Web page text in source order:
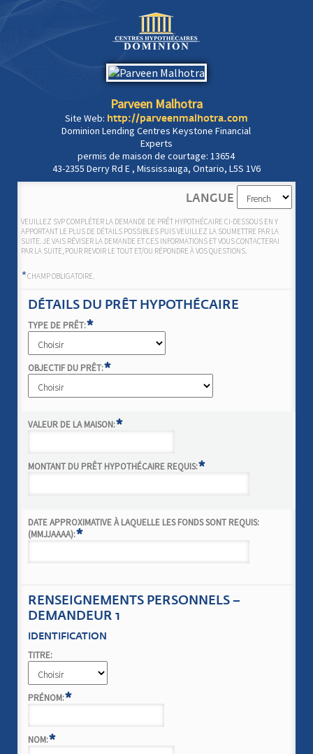
Parveen Malhotra
Site Web: http://parveenmalhotra.com
Dominion Lending Centres Keystone Financial
Experts
permis de maison de courtage: 13654
43-2355 Derry Rd E , Mississauga, Ontario, L5S 1V6
LANGUE
VEUILLEZ SVP COMPLÉTER LA DEMANDE DE PRÊT HYPOTHÉCAIRE CI-DESSOUS EN Y
APPORTANT LE PLUS DE DÉTAILS POSSIBLES PUIS VEUILLEZ LA SOUMETTRE PAR LA
SUITE. JE VAIS RÉVISER LA DEMANDE ET CES INFORMATIONS ET VOUS CONTACTERAI
PAR LA SUITE, POUR REVOIR LE TOUT ET/OU RÉPONDRE À VOS QUESTIONS.
*CHAMP OBLIGATOIRE.
DÉTAILS DU PRÊT HYPOTHÉCAIRE
TYPE DE PRÊT:*
OBJECTIF DU PRÊT:*
VALEUR DE LA MAISON:*
MONTANT DU PRÊT HYPOTHÉCAIRE REQUIS:*
DATE APPROXIMATIVE À LAQUELLE LES FONDS SONT REQUIS:
(MMJJAAAA):*
RENSEIGNEMENTS PERSONNELS –
DEMANDEUR 1
IDENTIFICATION
TITRE:
PRÉNOM:*
NOM:*